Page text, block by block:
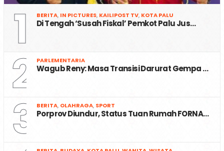
1 BERITA, IN PICTURES, KAILIPOST TV, KOTA PALU
Di Tengah ‘Susah Fiskal’ Pemkot Palu Jus…
2 PARLEMENTARIA
Wagub Reny: Masa Transisi Darurat Gempa …
3 BERITA, OLAHRAGA, SPORT
Porprov Diundur, Status Tuan Rumah FORNA…